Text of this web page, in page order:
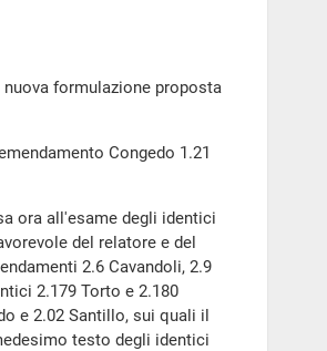
formulazione proposta
Congedo 1.21
ora all'esame degli identici
del relatore e del
2.6 Cavandoli, 2.9
2.179 Torto e 2.180
e 2.02 Santillo, sui quali il
testo degli identici